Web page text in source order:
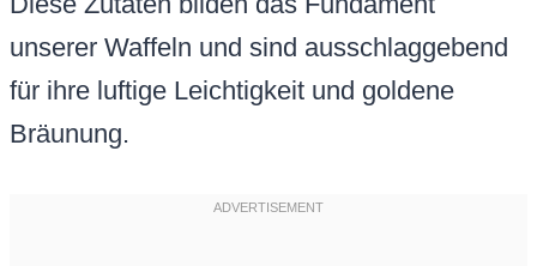
unserer Waffeln und sind ausschlaggebend
für ihre luftige Leichtigkeit und goldene
Bräunung.